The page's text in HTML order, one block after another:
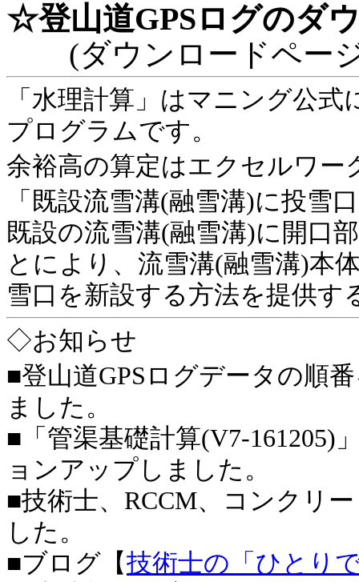
☆登山道GPSログのダ
(ダウンロードペー
「水理計算」はマニング公式
プログラムです。
余裕高の算定はエクセルワー
「既設流雪溝(融雪溝)に投雪
既設の流雪溝(融雪溝)に開口
とにより、流雪溝(融雪溝)本
雪口を新設する方法を提供す
◇お知らせ
■登山道GPSログデータの順
ました。
■ 「管渠基礎計算(V7-
ョンアップしました。
■技術士、RCCM、コンクリ
した。
■ブログ【技術士の「ひとり